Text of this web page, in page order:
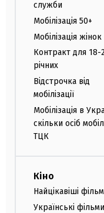
служби
Мобілізація 50+
Мобілізація жінок
Контракт для 18-
річних
Відстрочка від
мобілізації
Мобілізація в
скільки осіб
ТЦК
Кіно
Найцікавіші
Українські фільми